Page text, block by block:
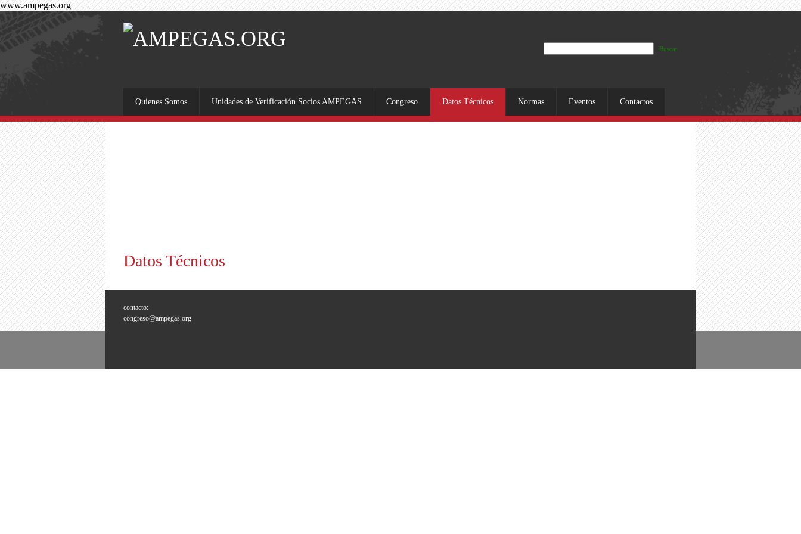
www.ampegas.org
Buscar
Quienes Somos Unidades de Verificación Socios AMPEGAS Congreso Datos Técnicos Normas Eventos Contactos
Datos Técnicos
contacto:
congreso@ampegas.org